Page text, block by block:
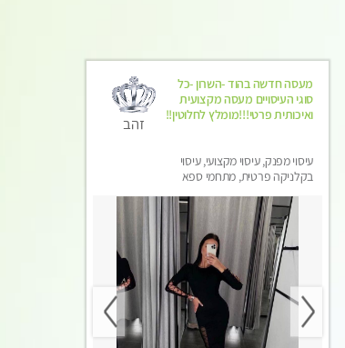
מעסה חדשה בהוד -השרון -כל
סוגי העיסויים מעסה מקצועית
ואיכותית פרטי!!!מומלץ לחלוטין!!
עיסוי מפנק, עיסוי מקצועי, עיסוי
בקלניקה פרטית, מתחמי ספא
טנטרה
זהב